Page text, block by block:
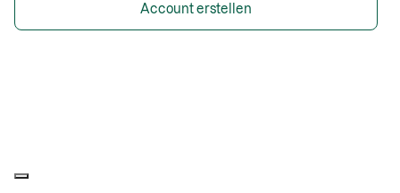
Account erstellen